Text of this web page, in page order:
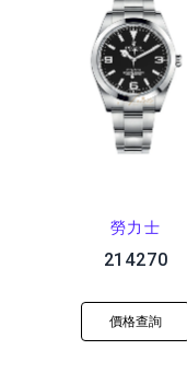
勞力士
214270
價格查詢